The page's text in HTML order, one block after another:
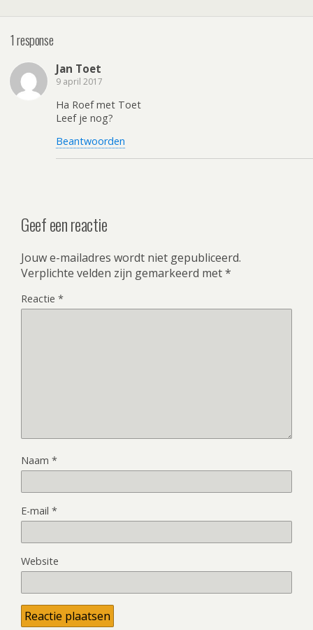
1 response
Jan Toet
9 april 2017
Ha Roef met Toet
Leef je nog?
Beantwoorden
Geef een reactie
Jouw e-mailadres wordt niet gepubliceerd.
Verplichte velden zijn gemarkeerd met*
Reactie *
Naam *
E-mail *
Website